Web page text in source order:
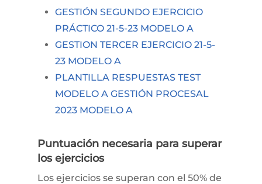
GESTIÓN SEGUNDO EJERCICIO
PRÁCTICO 21-5-23 MODELO A
GESTION TERCER EJERCICIO 21-5-
23 MODELO A
PLANTILLA RESPUESTAS TEST
MODELO A GESTIÓN PROCESAL
2023 MODELO A
Puntuación necesaria para superar
los ejercicios
Los ejercicios se superan con el 50% de